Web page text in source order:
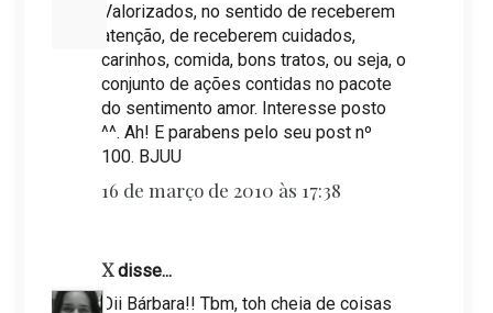
Valorizados, no sentido de receberem
atenção, de receberem cuidados,
carinhos, comida, bons tratos, ou seja, o
conjunto de ações contidas no pacote
do sentimento amor. Interesse posto
^^. Ah! E parabens pelo seu post nº
100. BJUU
16 de março de 2010 às 17:38
Xdisse...
Oii Bárbara!! Tbm, toh cheia de coisas